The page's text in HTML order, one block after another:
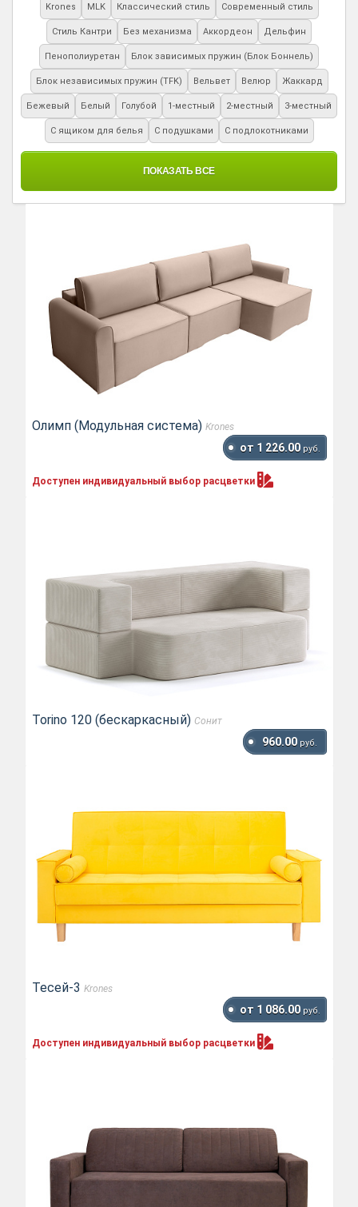
Krones MLK Классический стиль Современный стиль
Стиль Кантри Без механизма Аккордеон Дельфин
Пенополиуретан Блок зависимых пружин (Блок Боннель)
Блок независимых пружин (TFK) Вельвет Велюр Жаккард
Бежевый Белый Голубой 1-местный 2-местный 3-местный
С ящиком для белья С подушками С подлокотниками
ПОКАЗАТЬ ВСЕ
Олимп (Модульная система) Krones
от 1 226.00 руб.
Доступен индивидуальный выбор расцветки
Torino 120 (бескаркасный) Сонит
960.00 руб.
Тесей-3 Krones
от 1 086.00 руб.
Доступен индивидуальный выбор расцветки